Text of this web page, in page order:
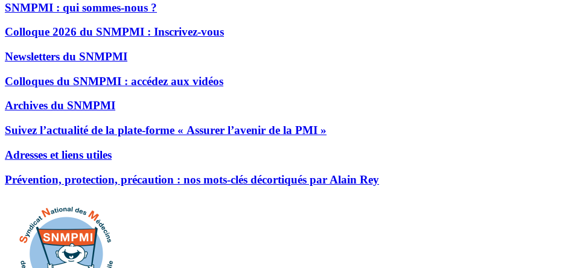
SNMPMI : qui sommes-nous ?
Colloque 2026 du SNMPMI : Inscrivez-vous
Newsletters du SNMPMI
Colloques du SNMPMI : accédez aux vidéos
Archives du SNMPMI
Suivez l’actualité de la plate-forme « Assurer l’avenir de la PMI »
Adresses et liens utiles
Prévention, protection, précaution : nos mots-clés décortiqués par Alain Rey